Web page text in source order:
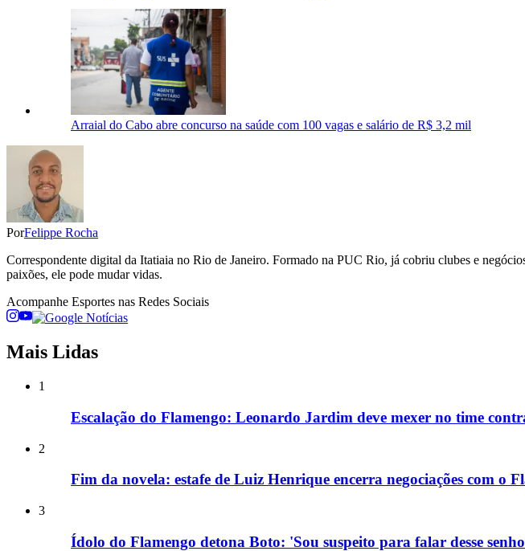
Arraial do Cabo abre concurso na saúde com 100 vagas e salário de R$ 3,2 mil
PorFelippe Rocha
Correspondente digital da Itatiaia no Rio de Janeiro. Formado na PUC Rio, já cobriu clubes e
paixões, ele pode mudar vidas.
Acompanhe Esportes nas Redes Sociais
Mais Lidas
1
Escalação do Flamengo: Leonardo Jardim deve mexer no time
2
Fim da novela: estafe de Luiz Henrique encerra negociações com o
3
Ídolo do Flamengo detona Boto: 'Sou suspeito para falar desse